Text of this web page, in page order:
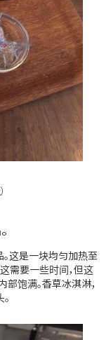
这是一块均匀加热至
需要一些时间，但这
饱满。香草冰淇淋，